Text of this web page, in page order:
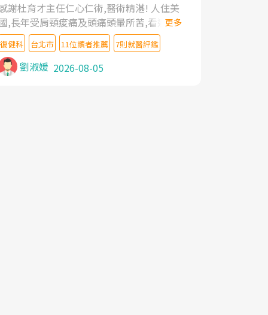
謝杜育才主任仁心仁術,醫術精湛! 人住美
,長年受肩頸痠痛及頭痛頭暈所苦,看遍名醫
授,做了各種檢查,也嘗試過西醫打針,中醫
灸及物理徒手治療都沒有用,後來連吃到嗎
類止痛藥都效果有限,只是壓症狀,沒多久就
起來,多年失眠嚴重影響生活品質. 台灣親
更多
復健科 台北市 11位讀者推薦 7則就醫評鑑
劉淑媛 2026-08-05